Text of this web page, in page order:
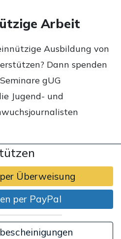
Arbeit
Ausbildung von
Dann spenden
gUG
Jugend- und
Überweisung
per PayPal